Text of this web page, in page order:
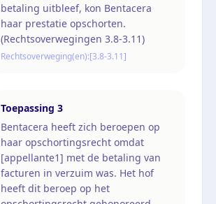
betaling uitbleef, kon Bentacera
haar prestatie opschorten.
(Rechtsoverwegingen 3.8-3.11)
Rechtsoverweging(en):[3.8-3.11]
Toepassing 3
Bentacera heeft zich beroepen op
haar opschortingsrecht omdat
[appellante1] met de betaling van
facturen in verzuim was. Het hof
heeft dit beroep op het